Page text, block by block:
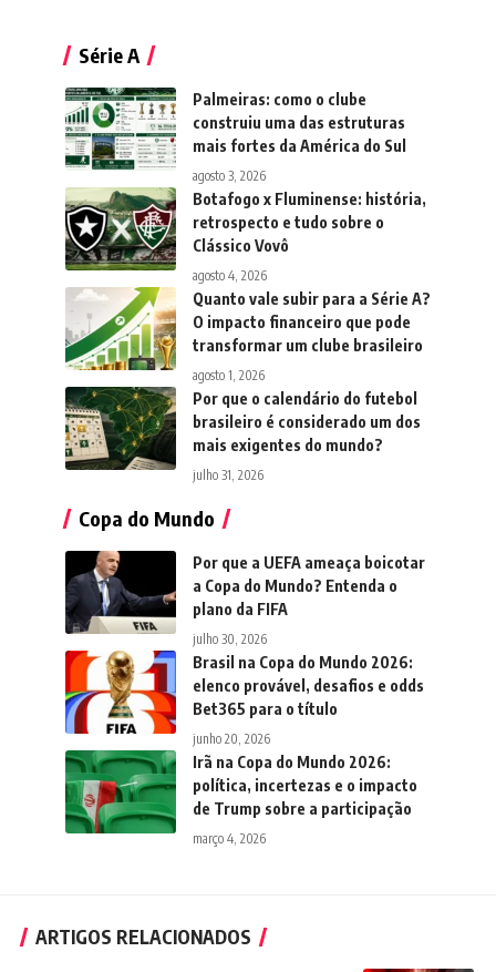
Série A
Palmeiras: como o clube
construiu uma das estruturas
mais fortes da América do Sul
agosto 3, 2026
Botafogo x Fluminense: história,
retrospecto e tudo sobre o
Clássico Vovô
agosto 4, 2026
Quanto vale subir para a Série A?
O impacto financeiro que pode
transformar um clube brasileiro
agosto 1, 2026
Por que o calendário do futebol
brasileiro é considerado um dos
mais exigentes do mundo?
julho 31, 2026
Copa do Mundo
Por que a UEFA ameaça boicotar
a Copa do Mundo? Entenda o
plano da FIFA
julho 30, 2026
Brasil na Copa do Mundo 2026:
elenco provável, desafios e odds
Bet365 para o título
junho 20, 2026
Irã na Copa do Mundo 2026:
política, incertezas e o impacto
de Trump sobre a participação
março 4, 2026
ARTIGOS RELACIONADOS